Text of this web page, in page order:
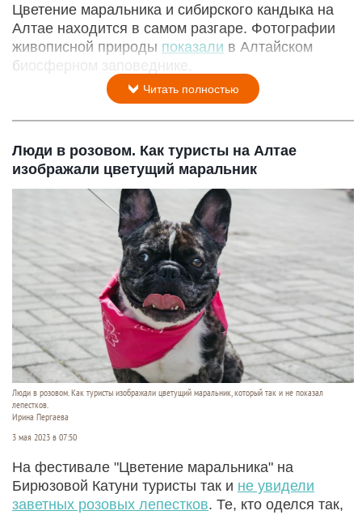
Цветение маральника и сибирского кандыка на
Алтае находится в самом разгаре. Фотографии
живописной природы показали в Алтайском
биосферном заповеднике.
Читать полностью
Люди в розовом. Как туристы на Алтае
изображали цветущий маральник
Люди в розовом. Как туристы изображали цветущий маральник, который так и не показал
лепестков.
Ирина Пергаева
3 мая 2023 в 07:50
На фестивале "Цветение маральника" на
Бирюзовой Катуни туристы так и не увидели
заветных розовых лепестков. Те, кто оделся так,